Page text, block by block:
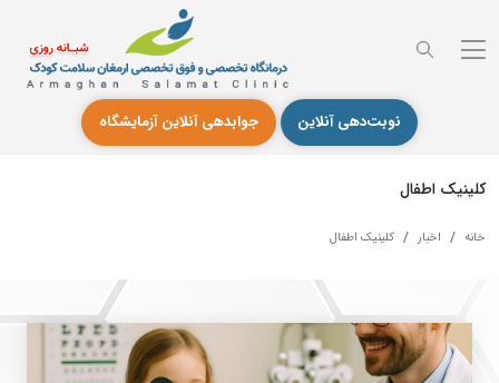
نوبت‌دهی آنلاین جوابدهی آنلاین آزمایشگاه
کلینیک اطفال
خانه اخبار کلینیک اطفال